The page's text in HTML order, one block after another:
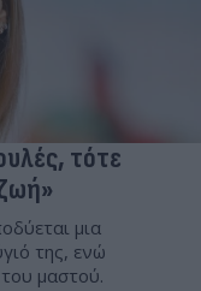
τότε
μια
της, ενώ
μαστού.